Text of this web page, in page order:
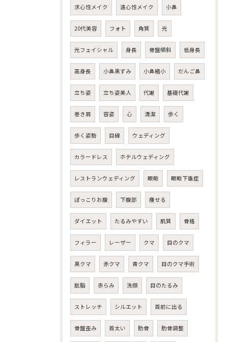
求心性メイク 遠心性メイク 小鼻
20代美容 フォト 角質 光
光フェイシャル 身長 骨盤傾斜 低身長
高身長 小鼻黒ずみ 小鼻縮小 だんご鼻
立ち姿 立ち姿美人 代謝 基礎代謝
巻き肩 容姿 心 清潔 歩く
歩く姿勢 目線 ウェディング
カラードレス ホテルウェディング
レストランウェディング 眼瞼 眼瞼下垂症
ぽっこりお腹 下腹部 痩せる
ダイエット たるみやすい 肌質 骨格
フィラー レーザー クマ 目のクマ
黒クマ 赤クマ 青クマ 目のクマ手術
脱脂 赤らみ 洗顔 目のたるみ
ストレッチ シルエット 首前に出る
骨盤歪み 首太い 肋骨 肋骨調整